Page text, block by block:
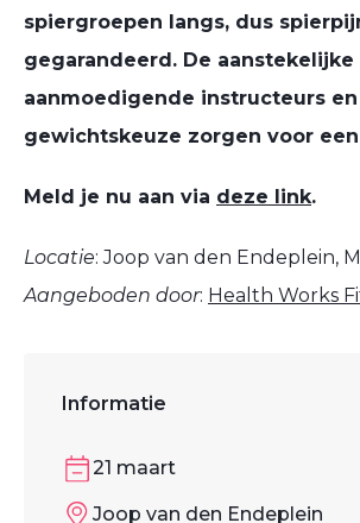
spiergroepen langs, dus
gegarandeerd. De aanstekelijke
aanmoedigende instructeurs
gewichtskeuze zorgen voor
Meld je nu aan via deze link.
Locatie: Joop van den Endeplein,
Aangeboden door: Health Works
Informatie
21 maart
Joop van den Endeplein